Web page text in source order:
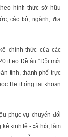
hình thức sở hữu
các bộ, ngành, địa
chính thức của các
theo Đề án “Đổi mới
tỉnh, thành phố trực
Hệ thống tài khoản
phục vụ chuyển đổi
kê kinh tế - xã hội; làm